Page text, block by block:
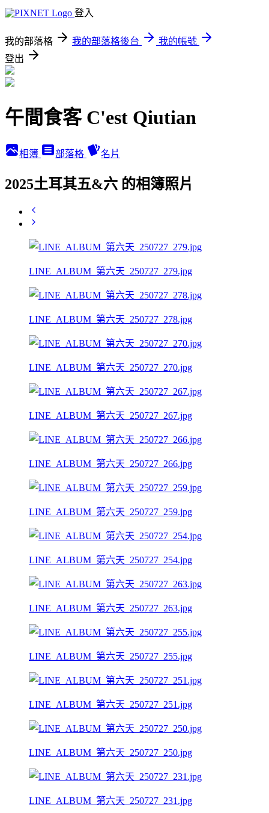
登入
我的部落格 我的部落格後台
我的帳號
登出
午間食客 C'est Qiutian
相簿 部落格 名片
2025土耳其五&六 的相簿照片
LINE_ALBUM_第六天_250727_279.jpg
LINE_ALBUM_第六天_250727_278.jpg
LINE_ALBUM_第六天_250727_270.jpg
LINE_ALBUM_第六天_250727_267.jpg
LINE_ALBUM_第六天_250727_266.jpg
LINE_ALBUM_第六天_250727_259.jpg
LINE_ALBUM_第六天_250727_254.jpg
LINE_ALBUM_第六天_250727_263.jpg
LINE_ALBUM_第六天_250727_255.jpg
LINE_ALBUM_第六天_250727_251.jpg
LINE_ALBUM_第六天_250727_250.jpg
LINE_ALBUM_第六天_250727_231.jpg